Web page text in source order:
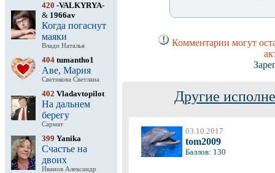
420 -VALKYRYA-
& 1966av
Когда погаснут
маяки
Влади Наталья
404 tumantho1
Аве, Мария
Светикова Светлана
402 Vladavtopilot
На дальнем
берегу
Сармат
399 Yanika
Счастье на
двоих
Иванов Александр
Комментарии могут
Другие
03.10.2017
tom2009
Баллов: 130